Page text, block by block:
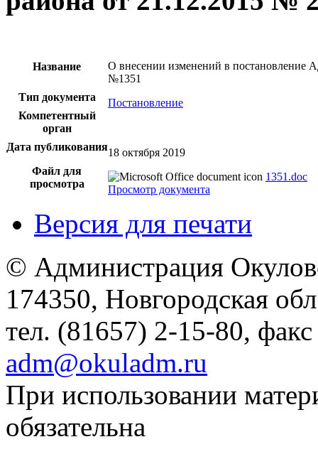
Название
О внесении изменений в постановление
№1351
Тип документа
Постановление
Компетентный
орган
Дата публикования18 октября 2019
Файл для
просмотра
1351.doc
Просмотр документа
Версия для печати
© Администрация
174350, Новгородская
тел. (81657) 2-15-80,
adm@okuladm.ru
При использовании
обязательна